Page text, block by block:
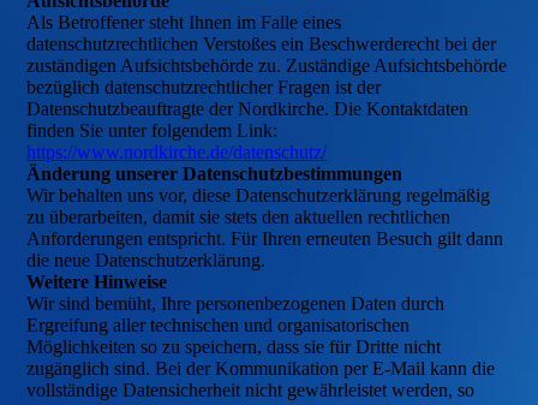
Als Betroffener steht Ihnen im Falle eines
datenschutzrechtlichen Verstoßes ein Beschwerderecht bei der
zuständigen Aufsichtsbehörde zu. Zuständige Aufsichtsbehörde
bezüglich datenschutzrechtlicher Fragen ist der
Datenschutzbeauftragte der Nordkirche. Die Kontaktdaten
finden Sie unter folgendem Link:
https://www.nordkirche.de/datenschutz/
Änderung unserer Datenschutzbestimmungen
Wir behalten uns vor, diese Datenschutzerklärung regelmäßig
zu überarbeiten, damit sie stets den aktuellen rechtlichen
Anforderungen entspricht. Für Ihren erneuten Besuch gilt dann
die neue Datenschutzerklärung.
Weitere Hinweise
Wir sind bemüht, Ihre personenbezogenen Daten durch
Ergreifung aller technischen und organisatorischen
Möglichkeiten so zu speichern, dass sie für Dritte nicht
zugänglich sind. Bei der Kommunikation per E-Mail kann die
vollständige Datensicherheit nicht gewährleistet werden, so